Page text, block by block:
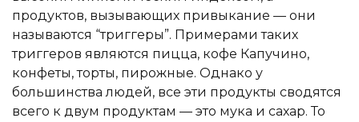
продуктов, вызывающих привыкание — они
называются “триггеры”. Примерами таких
триггеров являются пицца, кофе Капучино,
конфеты, торты, пирожные. Однако у
большинства людей, все эти продукты сводятся
всего к двум продуктам — это мука и сахар. То